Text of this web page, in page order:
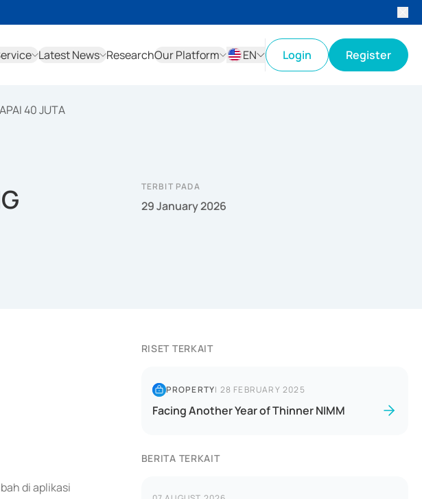
Latest News ResearchOur Platform
EN
Login Register
40 JUTA
TERBIT PADA
29 January 2026
di aplikasi
RISET TERKAIT
PROPERTY| 28 FEBRUARY 2025
Facing Another Year of Thinner NIMM
BERITA TERKAIT